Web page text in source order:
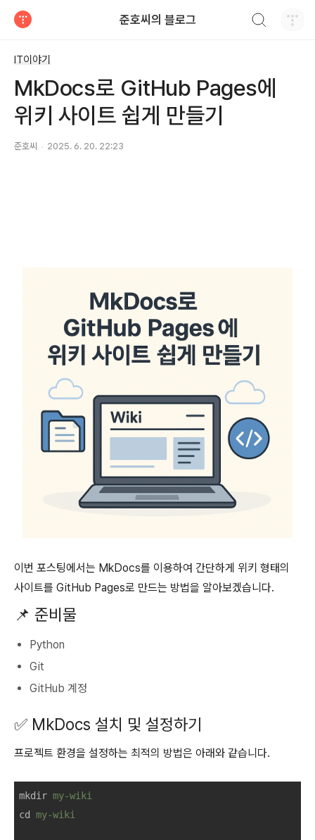
준호씨의 블로그
IT이야기
MkDocs로 GitHub Pages에
위키 사이트 쉽게 만들기
준호씨 2025. 6. 20. 22:23
이번 포스팅에서는 MkDocs를 이용하여 간단하게 위키 형태의
사이트를 GitHub Pages로 만드는 방법을 알아보겠습니다.
📌 준비물
Python
Git
GitHub 계정
✅ MkDocs 설치 및 설정하기
프로젝트 환경을 설정하는 최적의 방법은 아래와 같습니다.
mkdir my-wiki
cd
my-wiki